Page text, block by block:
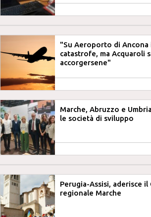
"Su Aeroporto di Ancona
catastrofe, ma Acquaroli
accorgersene"
Marche, Abruzzo e
le società di sviluppo
Perugia-Assisi, aderisce il
regionale Marche